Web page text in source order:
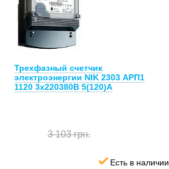
Трехфазный счетчик
электроэнергии NIK 2303 АРП1
1120 3х220380В 5(120)А
3 103 грн.
Есть в наличии